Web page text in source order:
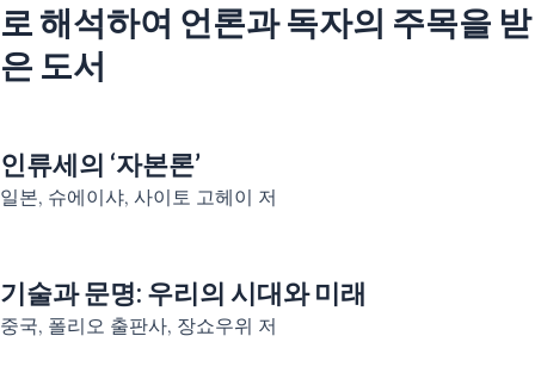
로 해석하여 언론과 독자의 주목을 받
은 도서
인류세의 ‘자본론’
일본, 슈에이샤, 사이토 고헤이 저
기술과 문명: 우리의 시대와 미래
중국, 폴리오 출판사, 장쇼우위 저